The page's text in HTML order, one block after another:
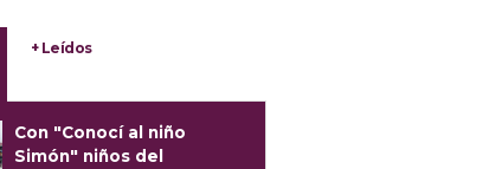
+ Leídos
Con "Conocí al niño
Simón" niños del